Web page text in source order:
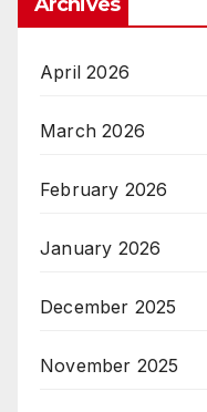
April 2026
March 2026
February 2026
January 2026
December 2025
November 2025